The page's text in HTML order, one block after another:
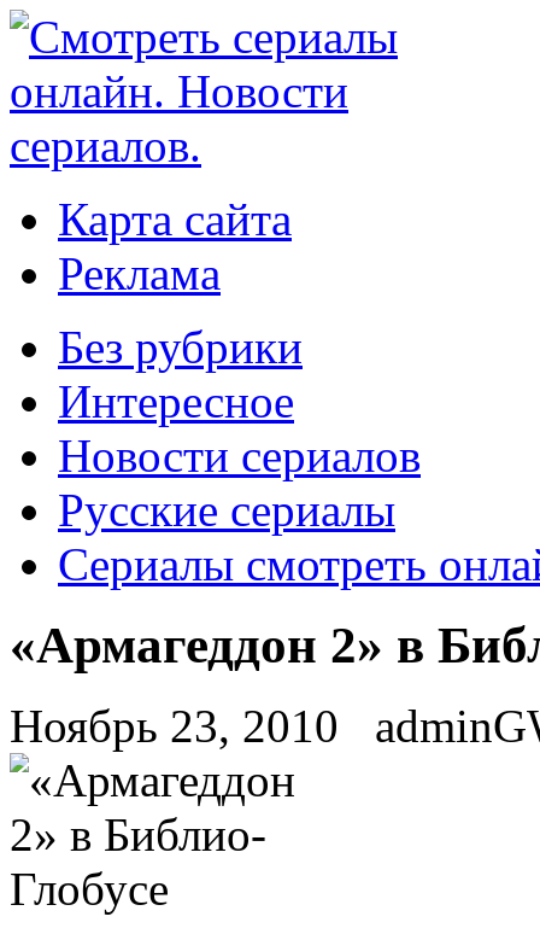
Карта сайта
Реклама
Без рубрики
Интересное
Новости сериалов
Русские сериалы
Сериалы смотреть
«Армагеддон 2» в
Ноябрь 23, 2010